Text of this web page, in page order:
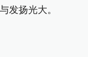
发扬光大。